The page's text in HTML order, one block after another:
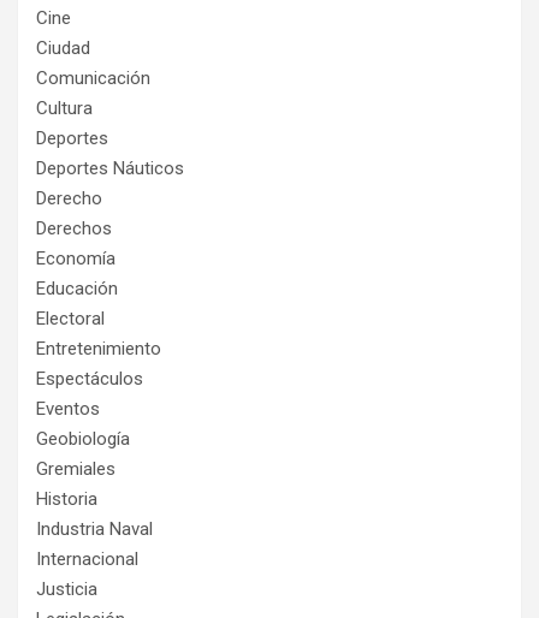
Cine
Ciudad
Comunicación
Cultura
Deportes
Deportes Náuticos
Derecho
Derechos
Economía
Educación
Electoral
Entretenimiento
Espectáculos
Eventos
Geobiología
Gremiales
Historia
Industria Naval
Internacional
Justicia